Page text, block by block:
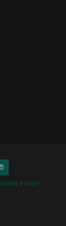
COOKIE POLICY